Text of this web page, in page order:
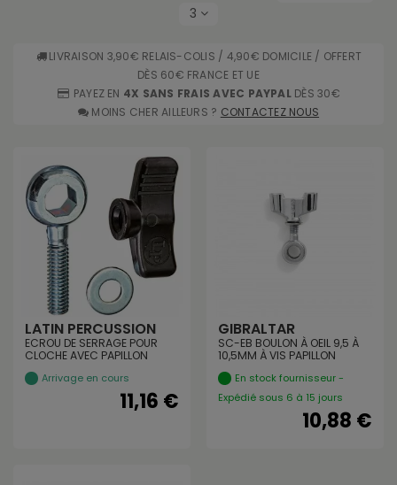
3
LIVRAISON 3,90€ RELAIS-COLIS / 4,90€ DOMICILE / OFFERT
DÈS 60€ FRANCE ET UE
PAYEZ EN 4X SANS FRAIS AVEC PAYPALDÈS 30€
MOINS CHER AILLEURS ? CONTACTEZ NOUS
LATIN PERCUSSION
ECROU DE SERRAGE POUR
CLOCHE AVEC PAPILLON
Arrivage en cours
11,16 €
GIBRALTAR
SC-EB BOULON À OEIL 9,5 À
10,5MM À VIS PAPILLON
En stock fournisseur -
Expédié sous 6 à 15 jours
10,88 €